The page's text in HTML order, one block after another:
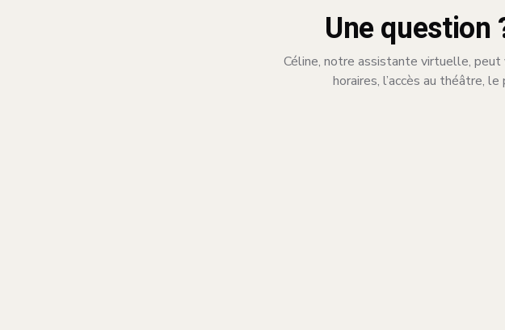
Une question
Céline, notre assistante virtuelle, peut
horaires, l’accès au théâtre,